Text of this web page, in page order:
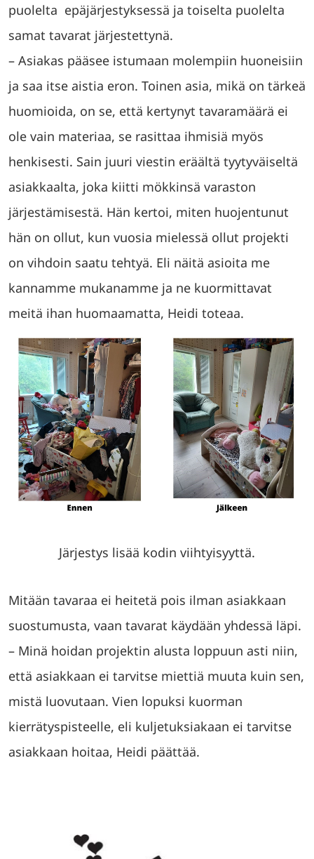
puolelta epäjärjestyksessä ja toiselta puolelta
samat tavarat järjestettynä.
– Asiakas pääsee istumaan molempiin huoneisiin
ja saa itse aistia eron. Toinen asia, mikä on tärkeä
huomioida, on se, että kertynyt tavaramäärä ei
ole vain materiaa, se rasittaa ihmisiä myös
henkisesti. Sain juuri viestin eräältä tyytyväiseltä
asiakkaalta, joka kiitti mökkinsä varaston
järjestämisestä. Hän kertoi, miten huojentunut
hän on ollut, kun vuosia mielessä ollut projekti
on vihdoin saatu tehtyä. Eli näitä asioita me
kannamme mukanamme ja ne kuormittavat
meitä ihan huomaamatta, Heidi toteaa.
Järjestys lisää kodin viihtyisyyttä.
Mitään tavaraa ei heitetä pois ilman asiakkaan
suostumusta, vaan tavarat käydään yhdessä läpi.
– Minä hoidan projektin alusta loppuun asti niin,
että asiakkaan ei tarvitse miettiä muuta kuin sen,
mistä luovutaan. Vien lopuksi kuorman
kierrätyspisteelle, eli kuljetuksiakaan ei tarvitse
asiakkaan hoitaa, Heidi päättää.